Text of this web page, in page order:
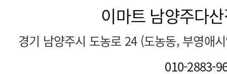
이마트 남양주다
경기 남양주시 도농로 24 (도농동, 부영애
010-2883-